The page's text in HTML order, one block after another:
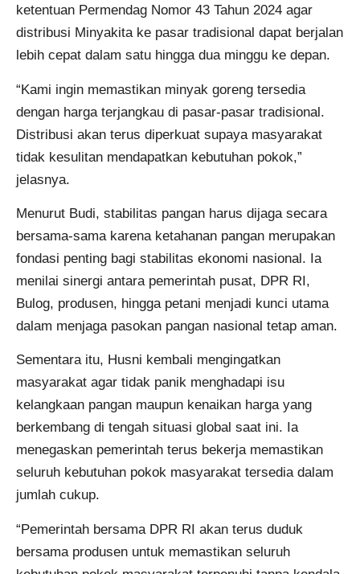
ketentuan Permendag Nomor 43 Tahun 2024 agar
distribusi Minyakita ke pasar tradisional dapat berjalan
lebih cepat dalam satu hingga dua minggu ke depan.
“Kami ingin memastikan minyak goreng tersedia
dengan harga terjangkau di pasar-pasar tradisional.
Distribusi akan terus diperkuat supaya masyarakat
tidak kesulitan mendapatkan kebutuhan pokok,”
jelasnya.
Menurut Budi, stabilitas pangan harus dijaga secara
bersama-sama karena ketahanan pangan merupakan
fondasi penting bagi stabilitas ekonomi nasional. Ia
menilai sinergi antara pemerintah pusat, DPR RI,
Bulog, produsen, hingga petani menjadi kunci utama
dalam menjaga pasokan pangan nasional tetap aman.
Sementara itu, Husni kembali mengingatkan
masyarakat agar tidak panik menghadapi isu
kelangkaan pangan maupun kenaikan harga yang
berkembang di tengah situasi global saat ini. Ia
menegaskan pemerintah terus bekerja memastikan
seluruh kebutuhan pokok masyarakat tersedia dalam
jumlah cukup.
“Pemerintah bersama DPR RI akan terus duduk
bersama produsen untuk memastikan seluruh